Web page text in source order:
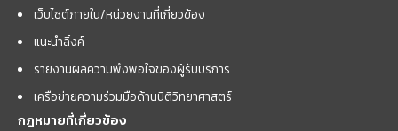
เว็บไซต์ภายใน/หน่วยงานที่เกี่ยวข้อง
แนะนำลิ้งค์
รายงานผลความพึงพอใจของผู้รับบริการ
เครือข่ายความร่วมมือด้านนิติวิทยาศาสตร์
กฎหมายที่เกี่ยวข้อง